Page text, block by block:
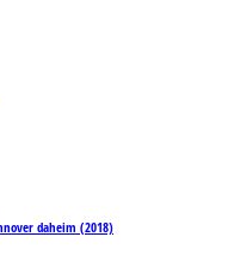
daheim (2018)